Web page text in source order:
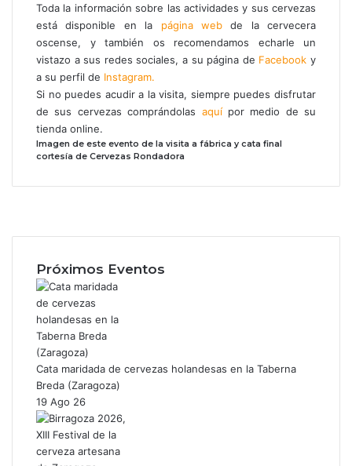
Toda la información sobre las actividades y sus cervezas
está disponible en la página webde la cervecera
oscense, y también os recomendamos echarle un
vistazo a sus redes sociales, a su página de Facebook y
a su perfil de Instagram.
Si no puedes acudir a la visita, siempre puedes disfrutar
de sus cervezas comprándolas aquípor medio de su
tienda online.
Imagen de este evento de la visita a fábrica y cata final
cortesía de Cervezas Rondadora
Próximos Eventos
Cata maridada de cervezas holandesas en la Taberna
Breda (Zaragoza)
19 Ago 26